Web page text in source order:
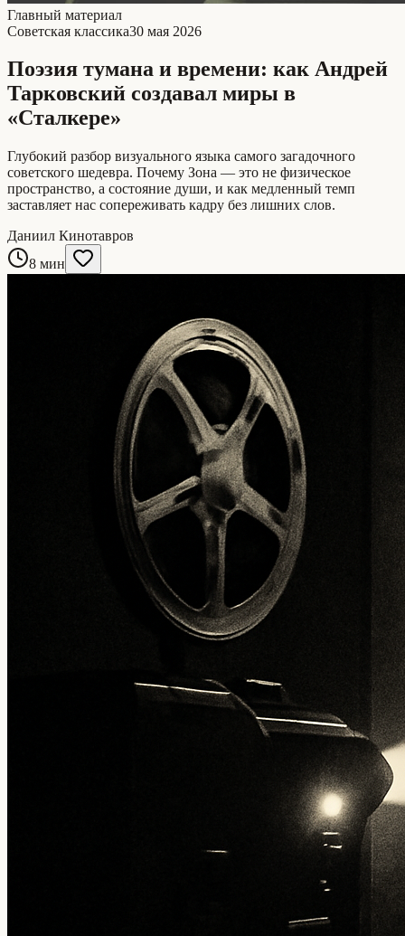
Главный материал
Советская классика30 мая 2026
Поэзия тумана и времени: как Андрей
Тарковский создавал миры в
«Сталкере»
Глубокий разбор визуального языка самого загадочного
советского шедевра. Почему Зона — это не физическое
пространство, а состояние души, и как медленный темп
заставляет нас сопереживать кадру без лишних слов.
Даниил Кинотавров
8 мин